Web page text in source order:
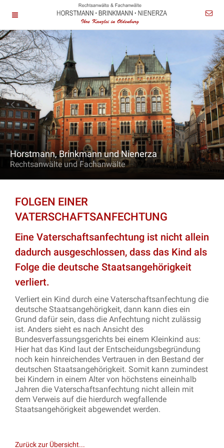
Horstmann, Brinkmann und Nienerza
Rechtsanwälte und Fachanwälte
FOLGEN EINER
VATERSCHAFTSANFECHTUNG
Eine Vaterschaftsanfechtung ist nicht allein
dadurch ausgeschlossen, dass das Kind als
Folge die deutsche Staatsangehörigkeit
verliert.
Verliert ein Kind durch eine Vaterschaftsanfechtung die
deutsche Staatsangehörigkeit, dann kann dies ein
Grund dafür sein, dass die Anfechtung nicht zulässig
ist. Anders sieht es nach Ansicht des
Bundesverfassungsgerichts bei einem Kleinkind aus:
Hier hat das Kind laut der Entscheidungsbegründung
noch kein hinreichendes Vertrauen in den Bestand der
deutschen Staatsangehörigkeit. Somit kann zumindest
bei Kindern in einem Alter von höchstens eineinhalb
Jahren die Vaterschaftsanfechtung nicht allein mit
dem Verweis auf die hierdurch wegfallende
Staatsangehörigkeit abgewendet werden.
Zurück zur Übersicht...